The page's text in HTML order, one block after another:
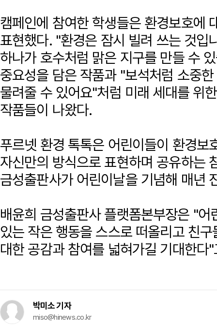
캠페인에 참여한 학생들은 환경보호에
표현했다. "환경은 잠시 빌려 쓰는 것입
하나가 호수처럼 맑은 지구를 만들 수
중요성을 담은 작품과 "보석처럼 소중
물려줄 수 있어요"처럼 미래 세대를 위
작품들이 나왔다.
푸르넷 환경 톡톡은 어린이들이 환경보
자신만의 방식으로 표현하며 공유하는
금성출판사가 어린이날을 기념해 매년
배윤희 금성출판사 플랫폼본부장은 "
있는 작은 행동을 스스로 떠올리고 친
대한 공감과 참여를 넓혀가길 기대한다
박미소 기자
miso@hinews.co.kr